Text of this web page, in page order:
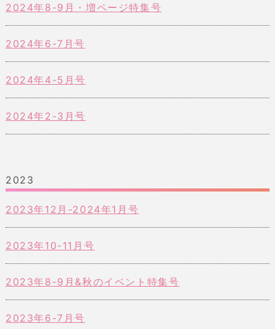
2024年8-9月・増ページ特集号
2024年6-7月号
2024年4-5月号
2024年2-3月号
2023
2023年12月-2024年1月号
2023年10-11月号
2023年8-9月&秋のイベント特集号
2023年6-7月号